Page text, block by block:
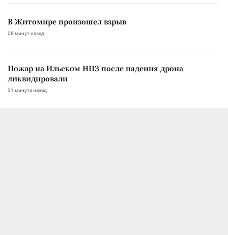
В Житомире произошел взрыв
28 минут назад
Пожар на Ильском НПЗ после падения дрона
ликвидировали
31 минута назад